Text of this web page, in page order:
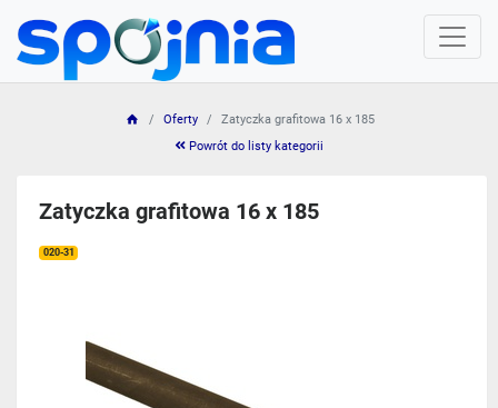
Oferty
Zatyczka grafitowa 16 x 185
Powrót do listy kategorii
Zatyczka grafitowa 16 x 185
020-31